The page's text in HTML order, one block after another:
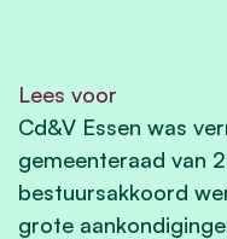
Lees voor
Cd&V Essen was
gemeenteraad van
bestuursakkoord
grote